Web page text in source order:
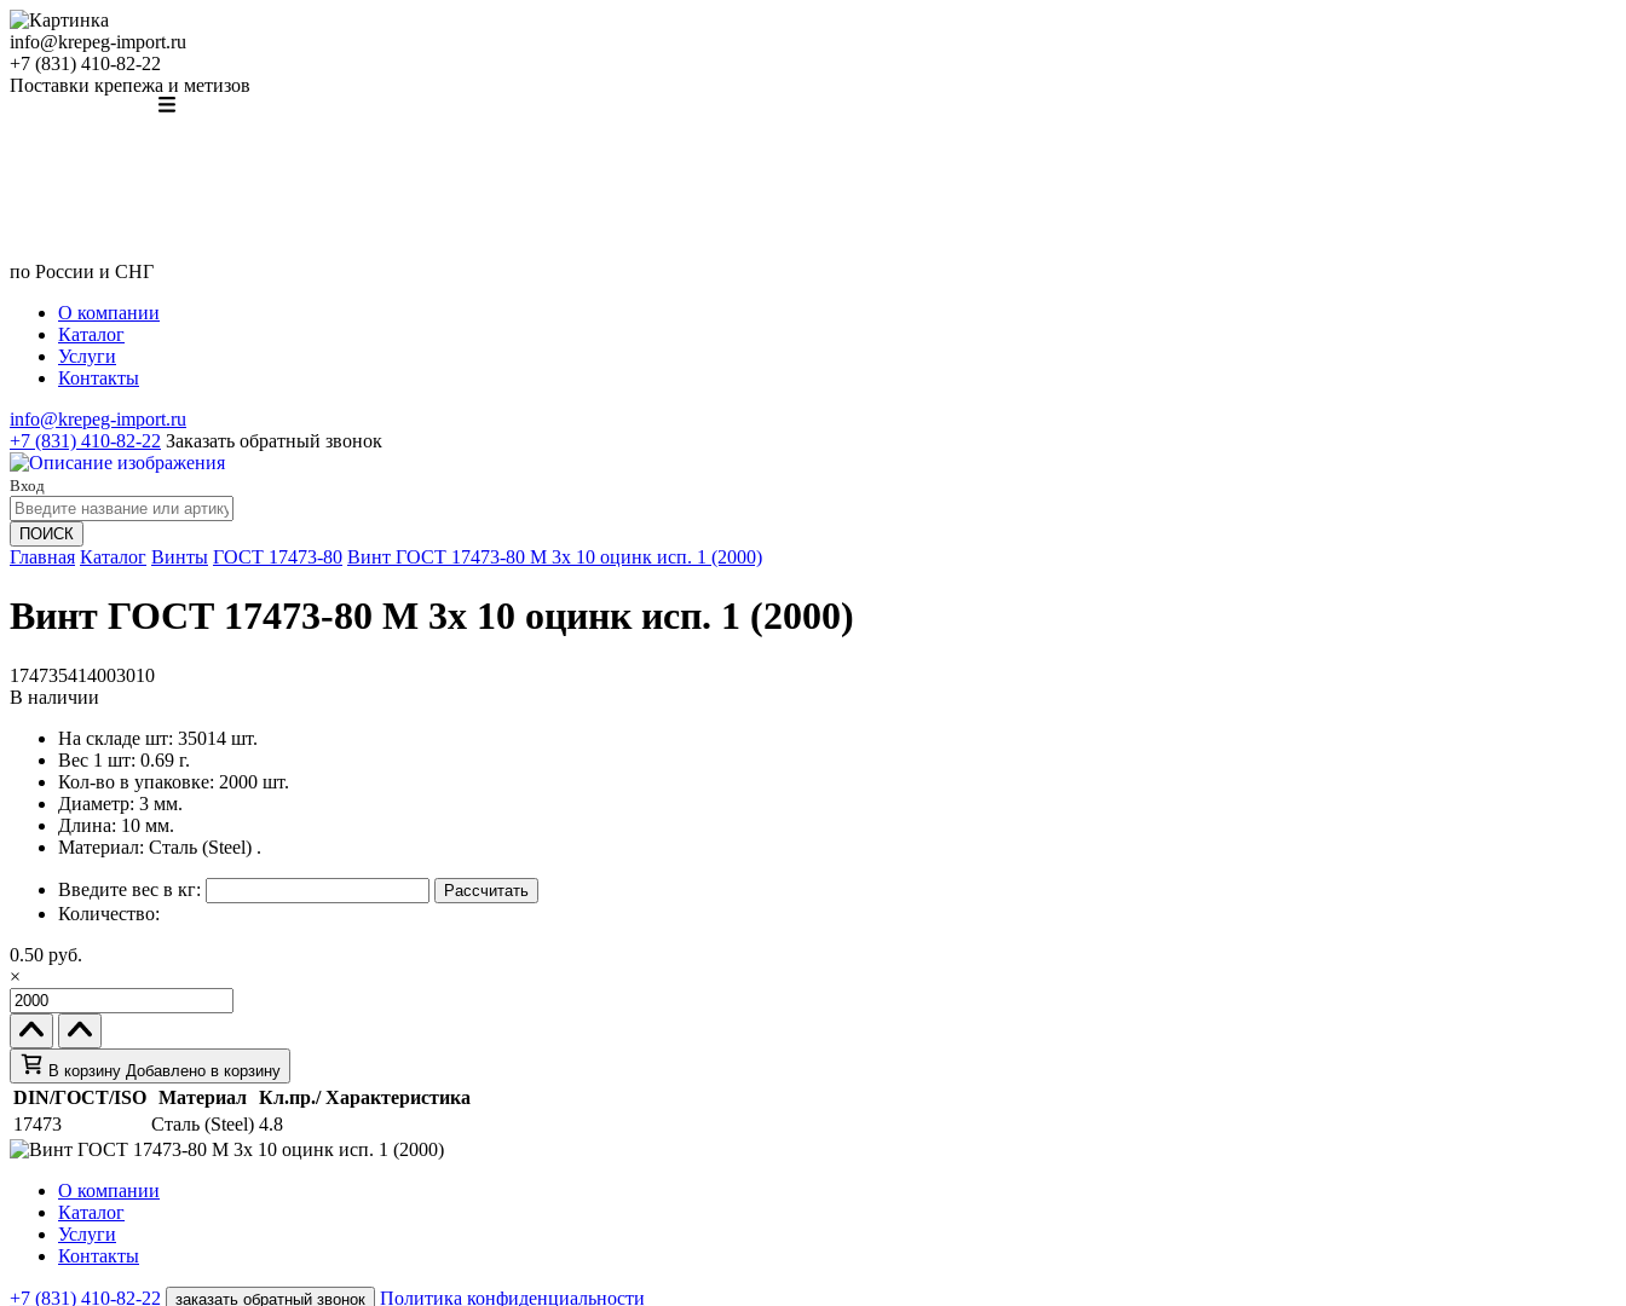
info@krepeg-import.ru
+7 (831) 410-82-22
Поставки крепежа и метизов
по России и СНГ
О компании
Каталог
Услуги
Контакты
info@krepeg-import.ru
+7 (831) 410-82-22 Заказать обратный звонок
Вход
ПОИСК
Главная Каталог Винты ГОСТ 17473-80 Винт ГОСТ 17473-80 M 3x 10 оцинк исп. 1 (2000)
Винт ГОСТ 17473-80 M 3x 10 оцинк исп. 1 (2000)
174735414003010
В наличии
На складе шт: 35014 шт.
Вес 1 шт: 0.69 г.
Кол-во в упаковке: 2000 шт.
Диаметр: 3 мм.
Длина: 10 мм.
Материал: Сталь (Steel) .
Введите вес в кг: Рассчитать
Количество:
0.50 руб.
×
В корзину Добавлено в корзину
DIN/ГОСТ/ISO Материал Кл.пр./ Характеристика
17473
Сталь (Steel) 4.8
О компании
Каталог
Услуги
Контакты
+7 (831) 410-82-22 заказать обратный звонок
Политика конфиденциальности